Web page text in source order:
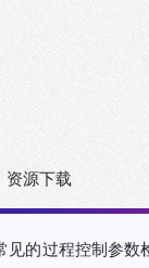
资源下载
的过程控制参